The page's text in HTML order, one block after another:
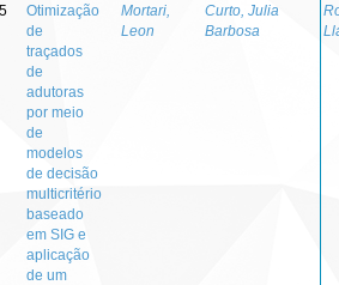
Otimização
de
traçados
de
adutoras
por meio
de
modelos
de decisão
multicritério
baseado
em SIG e
aplicação
de um
Mortari,
Leon
Curto, Julia
Barbosa